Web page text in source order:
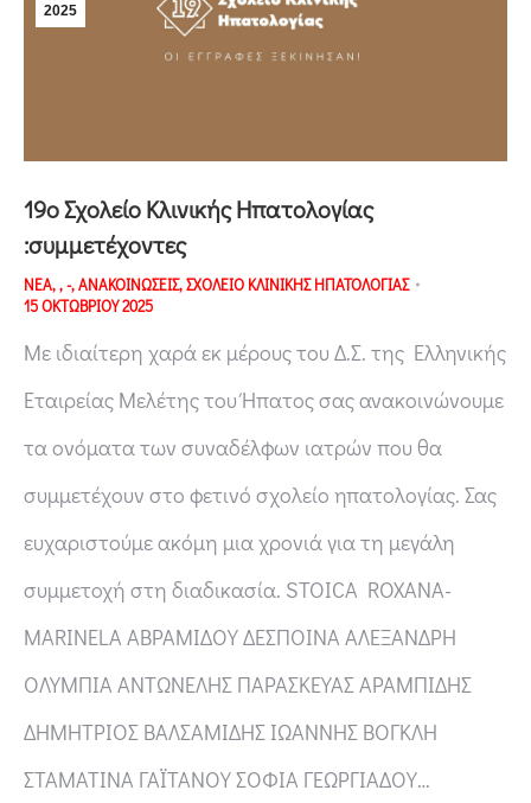
2025
19ο Σχολείο Κλινικής Ηπατολογίας
:συμμετέχοντες
ΝΕΑ,,-,ΑΝΑΚΟΙΝΩΣΕΙΣ,ΣΧΟΛΕΙΟ ΚΛΙΝΙΚΗΣ ΗΠΑΤΟΛΟΓΙΑΣ
15 ΟΚΤΩΒΡΙΟΥ 2025
Με ιδιαίτερη χαρά εκ μέρους του Δ.Σ. της Ελληνικής
Εταιρείας Μελέτης του Ήπατος σας ανακοινώνουμε
τα ονόματα των συναδέλφων ιατρών που θα
συμμετέχουν στο φετινό σχολείο ηπατολογίας. Σας
ευχαριστούμε ακόμη μια χρονιά για τη μεγάλη
συμμετοχή στη διαδικασία. STOICA ROXANA-
MARINELA ΑΒΡΑΜΙΔΟΥ ΔΕΣΠΟΙΝΑ ΑΛΕΞΑΝΔΡΗ
ΟΛΥΜΠΙΑ ΑΝΤΩΝΕΛΗΣ ΠΑΡΑΣΚΕΥΑΣ ΑΡΑΜΠΙΔΗΣ
ΔΗΜΗΤΡΙΟΣ ΒΑΛΣΑΜΙΔΗΣ ΙΩΑΝΝΗΣ ΒΟΓΚΛΗ
ΣΤΑΜΑΤΙΝΑ ΓΑΪΤΑΝΟΥ ΣΟΦΙΑ ΓΕΩΡΓΙΑΔΟΥ…